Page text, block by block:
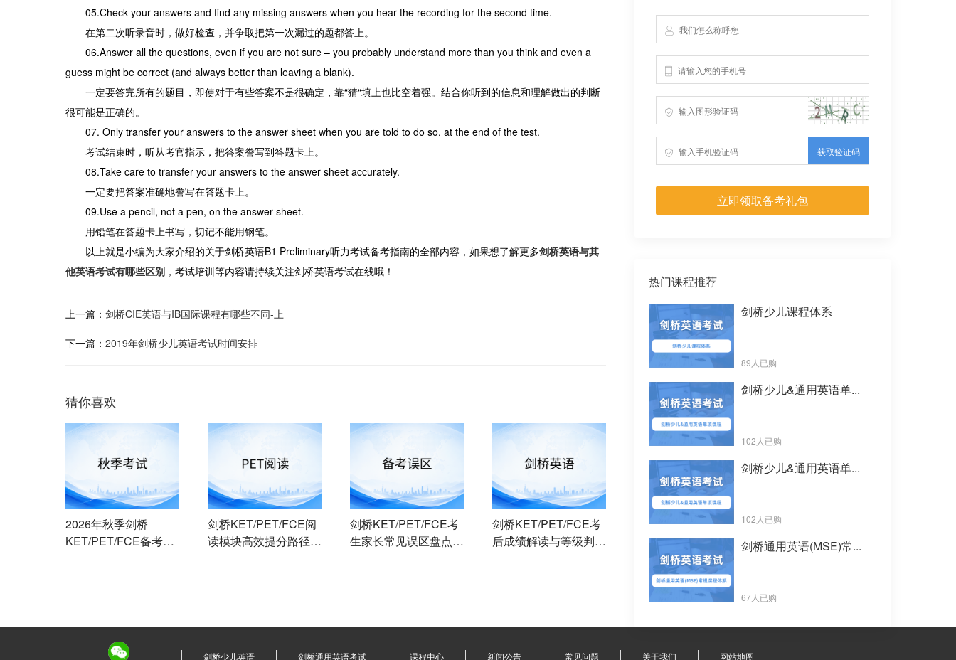
05.Check your answers and find any missing answers when you hear the recording for the second time.
在第二次听录音时，做好检查，并争取把第一次漏过的题都答上。
06.Answer all the questions, even if you are not sure – you probably understand more than you think and even a
guess might be correct (and always better than leaving a blank).
一定要答完所有的题目，即使对于有些答案不是很确定，靠“猜“填上也比空着强。结合你听到的信息和理解做出的判断
很可能是正确的。
07. Only transfer your answers to the answer sheet when you are told to do so, at the end of the test.
考试结束时，听从考官指示，把答案誊写到答题卡上。
08.Take care to transfer your answers to the answer sheet accurately.
一定要把答案准确地誊写在答题卡上。
09.Use a pencil, not a pen, on the answer sheet.
用铅笔在答题卡上书写，切记不能用钢笔。
以上就是小编为大家介绍的关于剑桥英语B1 Preliminary听力考试备考指南的全部内容，如果想了解更多剑桥英语与其
他英语考试有哪些区别 ，考试培训等内容请持续关注剑桥英语考试在线哦！
上一篇： 剑桥CIE英语与IB国际课程有哪些不同-上
下一篇： 2019年剑桥少儿英语考试时间安排
猜你喜欢
2026年秋季剑桥
KET/PET/FCE备考冲
剑桥KET/PET/FCE阅
读模块高效提分路径：
剑桥KET/PET/FCE考
生家长常见误区盘点：
剑桥KET/PET/FCE考
后成绩解读与等级判
获取验证码
立即领取备考礼包
热门课程推荐
剑桥少儿课程体系
89人已购
剑桥少儿&通用英语单...
102人已购
剑桥少儿&通用英语单...
102人已购
剑桥通用英语(MSE)常...
67人已购
剑桥少儿英语 剑桥通用英语考试 课程中心 新闻公告 常见问题 关于我们 网站地图